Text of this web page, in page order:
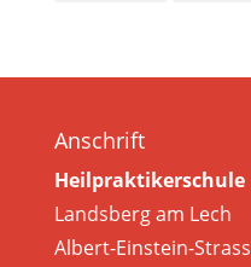
Anschrift
Heilpraktikerschule
Landsberg am Lech
Albert-Einstein-